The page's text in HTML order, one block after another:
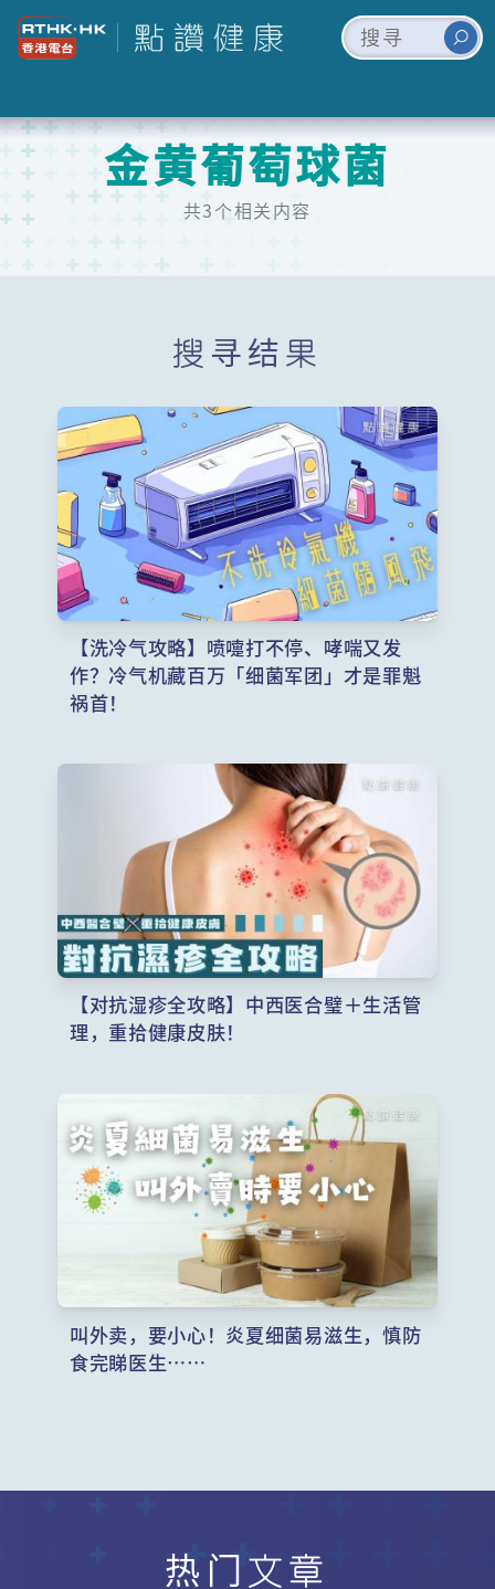
金黄葡萄球菌
共3个相关内容
搜寻结果
【洗冷气攻略】喷嚏打不停、哮喘又发
作？冷气机藏百万「细菌军团」才是罪魁
祸首！
【对抗湿疹全攻略】中西医合璧＋生活管
理，重拾健康皮肤！
叫外卖，要小心！炎夏细菌易滋生，慎防
食完睇医生……
热门文章